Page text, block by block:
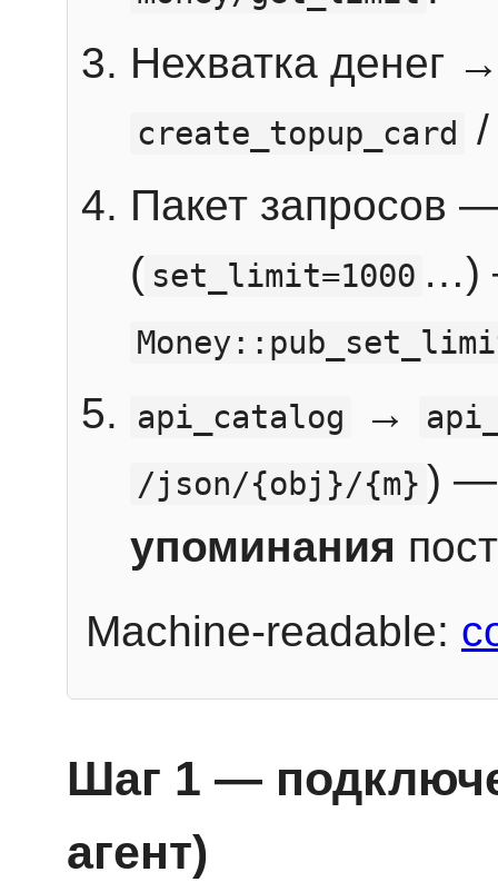
Нехватка денег
create_topup_card
Пакет запросов
( set_limit=1000 …)
api_catalog
→
/json/{obj}/{m} ) —
упоминания
Machine-readable:
Шаг 1 —
агент)